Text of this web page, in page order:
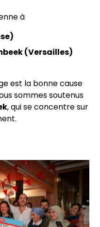
à
(Versailles)
est la bonne cause
sommes soutenus
, qui se concentre sur